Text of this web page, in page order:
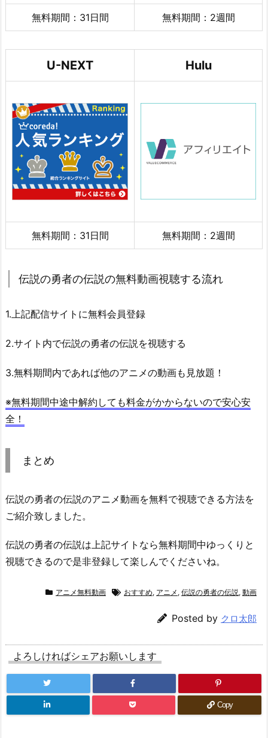
無料期間：31日間 無料期間：2週間
U-NEXT Hulu
無料期間：31日間 無料期間：2週間
伝説の勇者の伝説の無料動画視聴する流れ
1.上記配信サイトに無料会員登録
2.サイト内で伝説の勇者の伝説を視聴する
3.無料期間内であれば他のアニメの動画も見放題！
※無料期間中途中解約しても料金がかからないので安心安
全！
まとめ
伝説の勇者の伝説のアニメ動画を無料で視聴できる方法を
ご紹介致しました。
伝説の勇者の伝説は上記サイトなら無料期間中ゆっくりと
視聴できるので是非登録して楽しんでくださいね。
アニメ無料動画 おすすめ, アニメ , 伝説の勇者の伝説, 動画
Posted by クロ太郎
よろしければシェアお願いします
Copy